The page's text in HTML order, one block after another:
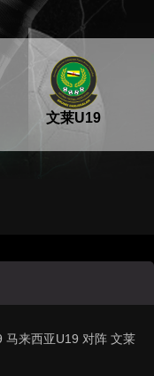
文莱U19
马来西亚U19 对阵 文莱